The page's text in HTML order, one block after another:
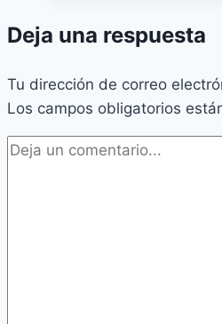
Deja una respuesta
Tu dirección de correo
Los campos obligatorios